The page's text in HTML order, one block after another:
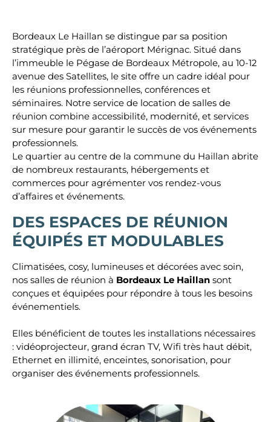
Bordeaux Le Haillan se distingue par sa position
stratégique près de l’aéroport Mérignac. Situé dans
l’immeuble le Pégase de Bordeaux Métropole, au 10-12
avenue des Satellites, le site offre un cadre idéal pour
les réunions professionnelles, conférences et
séminaires. Notre service de location de salles de
réunion combine accessibilité, modernité, et services
sur mesure pour garantir le succès de vos événements
professionnels.
Le quartier au centre de la commune du Haillan abrite
de nombreux restaurants, hébergements et
commerces pour agrémenter vos rendez-vous
d’affaires et événements.
DES ESPACES DE RÉUNION
ÉQUIPÉS ET MODULABLES
Climatisées, cosy, lumineuses et décorées avec soin,
nos salles de réunion à Bordeaux Le Haillan sont
conçues et équipées pour répondre à tous les besoins
événementiels.
Elles bénéficient de toutes les installations nécessaires
: vidéoprojecteur, grand écran TV, Wifi très haut débit,
Ethernet en illimité, enceintes, sonorisation, pour
organiser des événements professionnels.